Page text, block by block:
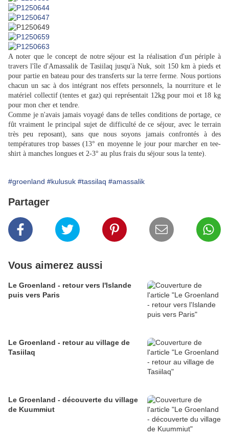
A noter que le concept de notre séjour est la réalisation d'un périple à
travers l'île d'Amassalik de Tasiilaq jusqu'à Nuk, soit 150 km à pieds et
pour partie en bateau pour des transferts sur la terre ferme. Nous portions
chacun un sac à dos intégrant nos effets personnels, la nourriture et le
matériel collectif (tentes et gaz) qui représentait 12kg pour moi et 18 kg
pour mon cher et tendre.
Comme je n'avais jamais voyagé dans de telles conditions de portage, ce
fût vraiment le principal sujet de difficulté de ce séjour, avec le terrain
très peu reposant), sans que nous soyons jamais confrontés à des
températures trop basses (13° en moyenne le jour pour marcher en tee-
shirt à manches longues et 2-3° au plus frais du séjour sous la tente).
#groenland #kulusuk #tassilaq #amassalik
Partager
Vous aimerez aussi
Le Groenland - retour vers l'Islande
puis vers Paris
Le Groenland - retour au village de
Tasiilaq
Le Groenland - découverte du village
de Kuummiut